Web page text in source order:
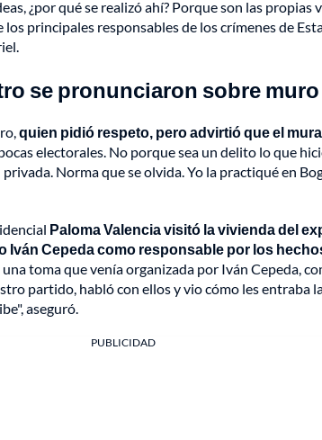
¿por qué se realizó ahí? Porque son las
principales responsables de los crímenes de
se pronunciaron sobre muro
quien pidió respeto, pero advirtió que el
electorales. No porque sea un delito lo que
Norma que se olvida. Yo la practiqué en
Paloma Valencia visitó la vivienda del
Iván Cepeda como responsable por los
toma que venía organizada por Iván Cepeda,
partido, habló con ellos y vio cómo les entraba
aseguró.
PUBLICIDAD